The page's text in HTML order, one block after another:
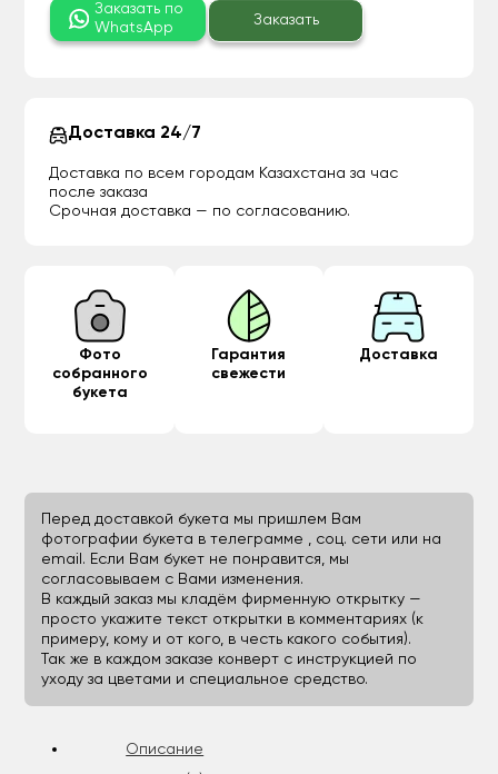
Заказать по
WhatsApp
Заказать
Доставка 24/7
Доставка по всем городам Казахстана за час
после заказа
Срочная доставка — по согласованию.
Фото
собранного
букета
Гарантия
свежести
Доставка
Перед доставкой букета мы пришлем Вам
фотографии букета в телеграмме , соц. сети или на
email. Если Вам букет не понравится, мы
согласовываем с Вами изменения.
В каждый заказ мы кладём фирменную открытку —
просто укажите текст открытки в комментариях (к
примеру, кому и от кого, в честь какого события).
Так же в каждом заказе конверт с инструкцией по
уходу за цветами и специальное средство.
Описание